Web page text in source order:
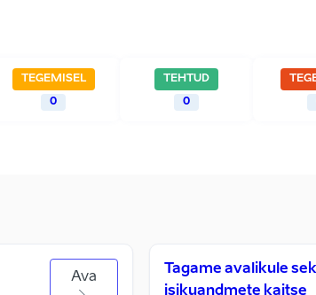
TEGEMISEL
0
TEHTUD
0
Ava
Tagame avalikule
isikuandmete kaitse